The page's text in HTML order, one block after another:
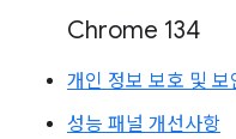
Chrome 134
개인 정보 보호 및 보
성능 패널 개선사항